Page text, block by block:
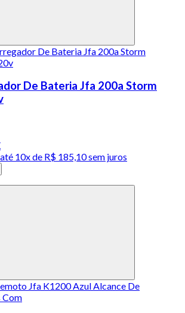
De Bateria Jfa 200a Storm
10x de R$ 185,10 sem juros